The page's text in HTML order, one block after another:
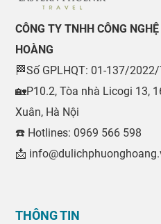
CÔNG TY TNHH CÔNG
HOÀNG
🏁Số GPLHQT: 01-137/
🏡P10.2, Tòa nhà Licogi 13,
Xuân, Hà Nội
☎️ Hotlines: 0969 566 598
📩
THÔNG TIN